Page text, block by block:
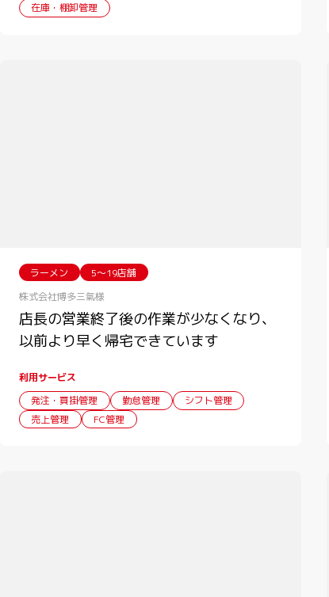
在庫・棚卸管理
ラーメン
5〜19店舗
株式会社博多三氣様
店長の営業終了後の作業が少なくなり、
以前より早く帰宅できています
利用サービス
発注・買掛管理
勤怠管理
シフト管理
売上管理
FC管理